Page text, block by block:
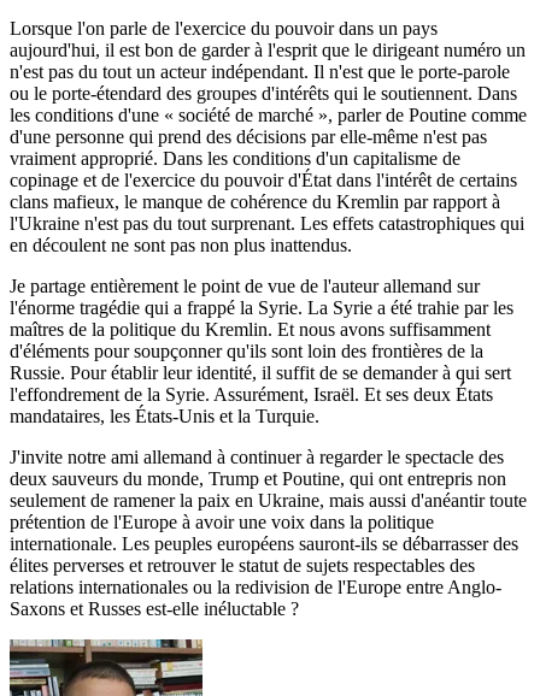
Lorsque l'on parle de l'exercice du pouvoir dans un pays
aujourd'hui, il est bon de garder à l'esprit que le dirigeant numéro un
n'est pas du tout un acteur indépendant. Il n'est que le porte-parole
ou le porte-étendard des groupes d'intérêts qui le soutiennent. Dans
les conditions d'une « société de marché », parler de Poutine comme
d'une personne qui prend des décisions par elle-même n'est pas
vraiment approprié. Dans les conditions d'un capitalisme de
copinage et de l'exercice du pouvoir d'État dans l'intérêt de certains
clans mafieux, le manque de cohérence du Kremlin par rapport à
l'Ukraine n'est pas du tout surprenant. Les effets catastrophiques qui
en découlent ne sont pas non plus inattendus.
Je partage entièrement le point de vue de l'auteur allemand sur
l'énorme tragédie qui a frappé la Syrie. La Syrie a été trahie par les
maîtres de la politique du Kremlin. Et nous avons suffisamment
d'éléments pour soupçonner qu'ils sont loin des frontières de la
Russie. Pour établir leur identité, il suffit de se demander à qui sert
l'effondrement de la Syrie. Assurément, Israël. Et ses deux États
mandataires, les États-Unis et la Turquie.
J'invite notre ami allemand à continuer à regarder le spectacle des
deux sauveurs du monde, Trump et Poutine, qui ont entrepris non
seulement de ramener la paix en Ukraine, mais aussi d'anéantir toute
prétention de l'Europe à avoir une voix dans la politique
internationale. Les peuples européens sauront-ils se débarrasser des
élites perverses et retrouver le statut de sujets respectables des
relations internationales ou la redivision de l'Europe entre Anglo-
Saxons et Russes est-elle inéluctable ?